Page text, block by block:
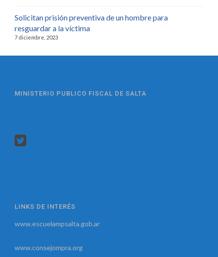
Solicitan prisión preventiva de un hombre para
resguardar a la víctima
7 diciembre, 2023
MINISTERIO PUBLICO FISCAL DE SALTA
LINKS DE INTERÉS
www.escuelampsalta.gob.ar
www.consejompra.org